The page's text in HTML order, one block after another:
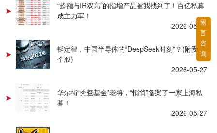
“超额与IR双高”的指增产品被我找到了！百亿私募
成主力军！
2026-05-28
韬定律，中国半导体的“DeepSeek时刻”？(附受益
个股)
2026-05-27
华尔街“秃鹫基金”老将，“悄悄”备案了一家上海私
募！
2026-05-27
留
言
咨
询